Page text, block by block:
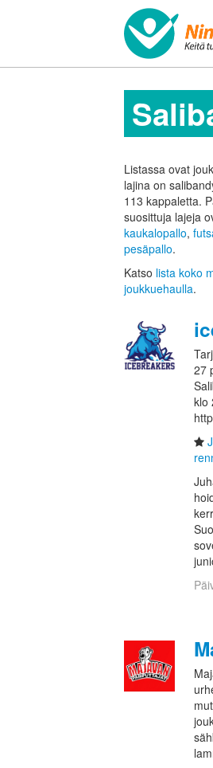
Listassa ovat
lajina on
113 kappaletta.
suosittuja lajeja
kaukalopallo,
pesäpallo.
Katso lista koko
joukkuehaulla.
27
klo